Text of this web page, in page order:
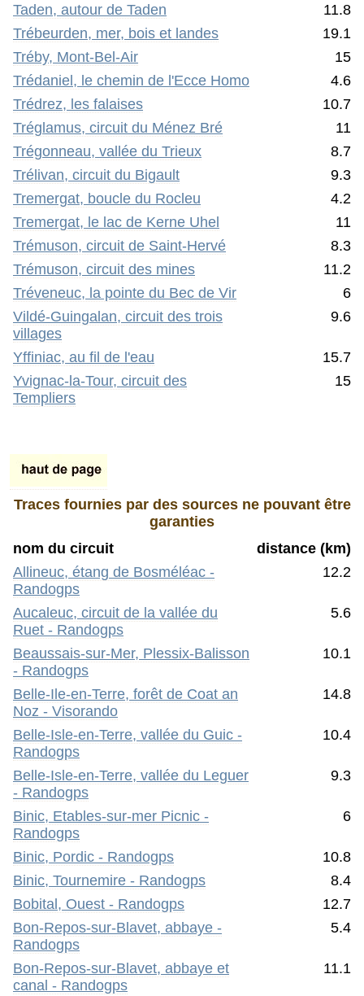
Taden, autour de Taden
11.8
Trébeurden, mer, bois et landes
19.1
Tréby, Mont-Bel-Air
15
Trédaniel, le chemin de l'Ecce Homo
4.6
Trédrez, les falaises
10.7
Tréglamus, circuit du Ménez Bré
11
Trégonneau, vallée du Trieux
8.7
Trélivan, circuit du Bigault
9.3
Tremergat, boucle du Rocleu
4.2
Tremergat, le lac de Kerne Uhel
11
Trémuson, circuit de Saint-Hervé
8.3
Trémuson, circuit des mines
11.2
Tréveneuc, la pointe du Bec de Vir
6
Vildé-Guingalan, circuit des trois
villages
9.6
Yffiniac, au fil de l'eau
15.7
Yvignac-la-Tour, circuit des
Templiers
15
Traces fournies par des sources ne pouvant être
garanties
nom du circuit
distance (km)
Allineuc, étang de Bosméléac -
Randogps
12.2
Aucaleuc, circuit de la vallée du
Ruet - Randogps
5.6
Beaussais-sur-Mer, Plessix-Balisson
- Randogps
10.1
Belle-Ile-en-Terre, forêt de Coat an
Noz - Visorando
14.8
Belle-Isle-en-Terre, vallée du Guic -
Randogps
10.4
Belle-Isle-en-Terre, vallée du Leguer
- Randogps
9.3
Binic, Etables-sur-mer Picnic -
Randogps
6
Binic, Pordic - Randogps
10.8
Binic, Tournemire - Randogps
8.4
Bobital, Ouest - Randogps
12.7
Bon-Repos-sur-Blavet, abbaye -
Randogps
5.4
Bon-Repos-sur-Blavet, abbaye et
canal - Randogps
11.1